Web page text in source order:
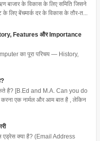
के विकास के लिए समिति जिसने
लिए बेंचमार्क दर के विकास के तौर-त...
Features और Importance
का पूरा परिचय — History,
है? [B.Ed and M.A. Can you do
एक नार्मल और आम बात है , लेकिन
क्या है? (Email Address